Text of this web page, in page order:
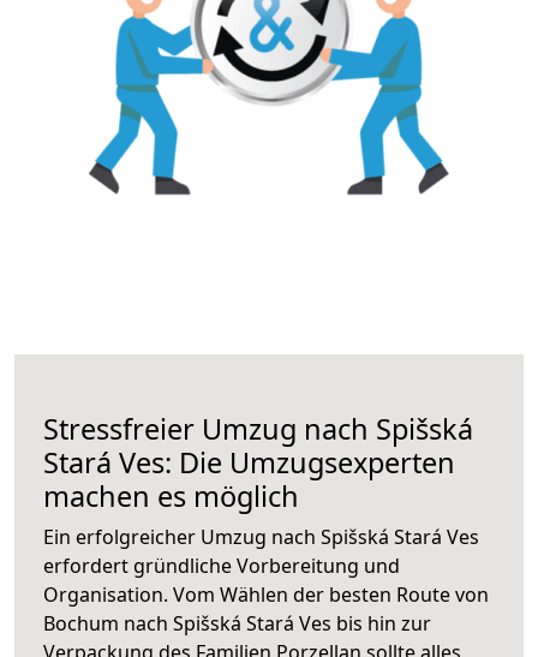
Stressfreier Umzug nach Spišská
Stará Ves: Die Umzugsexperten
machen es möglich
Ein erfolgreicher Umzug nach Spišská Stará Ves
erfordert gründliche Vorbereitung und
Organisation. Vom Wählen der besten Route von
Bochum nach Spišská Stará Ves bis hin zur